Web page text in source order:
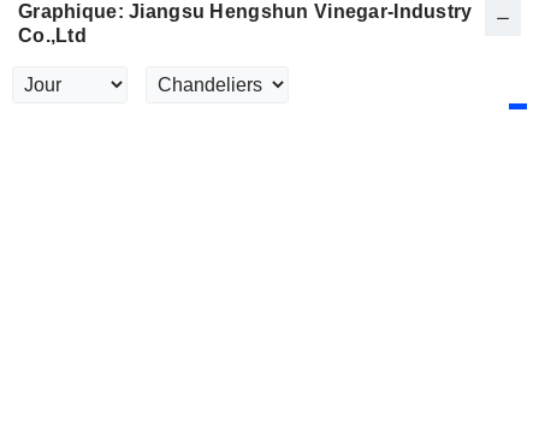
Graphique: Jiangsu Hengshun Vinegar-Industry
Co.,Ltd